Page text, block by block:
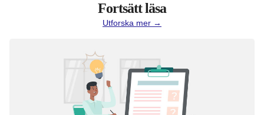
Fortsätt läsa
Utforska mer →